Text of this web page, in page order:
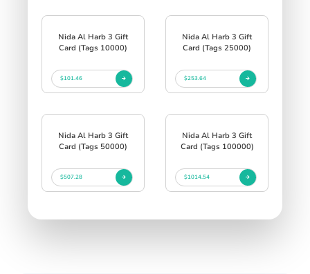
Nida Al Harb 3 Gift
Card (Tags 10000)
$101.46
Nida Al Harb 3 Gift
Card (Tags 25000)
$253.64
Nida Al Harb 3 Gift
Card (Tags 50000)
$507.28
Nida Al Harb 3 Gift
Card (Tags 100000)
$1014.54